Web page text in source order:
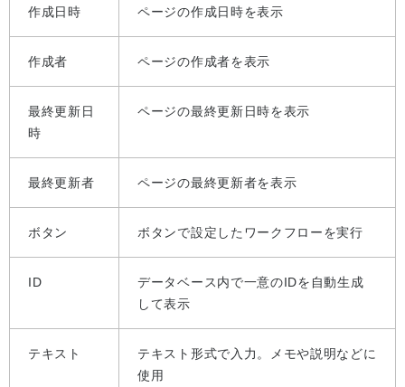
作成日時 ページの作成日時を表示
作成者 ページの作成者を表示
最終更新日
時
ページの最終更新日時を表示
最終更新者 ページの最終更新者を表示
ボタン ボタンで設定したワークフローを実行
ID
データベース内で一意のIDを自動生成
して表示
テキスト
テキスト形式で入力。メモや説明などに
使用